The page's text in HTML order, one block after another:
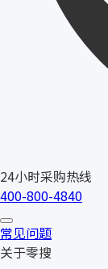
24小时采购热线
400-800-4840
常见问题
关于零搜